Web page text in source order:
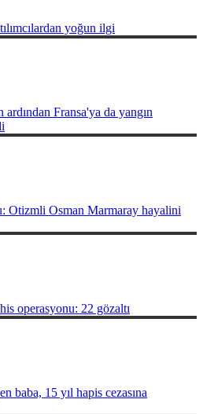
yoğun ilgi
Fransa'ya da yangın
Otizmli Osman Marmaray hayalini
operasyonu: 22 gözaltı
baba, 15 yıl hapis cezasına